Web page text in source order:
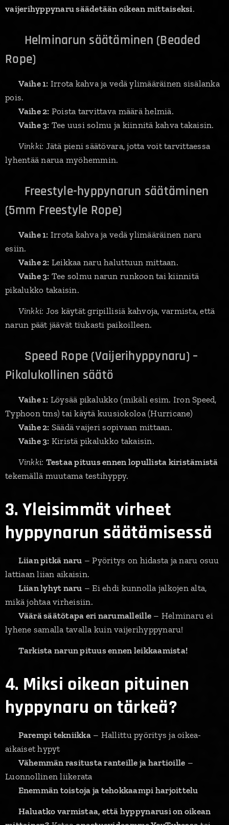
vaijerihyppynaru säädetään oikean mittaiseksi.
🔹 Helminarun säätäminen (Beaded
Rope)
Vaihe 1: Irrota kahva ja vedä ylimääräinen sisälanka
pois.
Vaihe 2: Poista tarvittava määrä helmiä.
Vaihe 3: Tee uusi solmu ja kiinnitä kahva takaisin.
Vinkki: Jätä pieni säätövara, jotta voit tarvittaessa
lyhentää narua myöhemmin.
🔹 Freestyle-hyppynarun säätäminen
(5mm Freestyle Rope)
Vaihe 1: Irrota kahva ja vedä ylimääräinen naru
esiin.
Vaihe 2: Leikkaa naru haluttuun mittaan.
Vaihe 3: Tee solmu narun runkoon tai kiinnitä
pikalukko takaisin.
Vinkki: Jos käytät gripillisiä kahvoja, varmista, että
narun päät jäävät tiukasti paikoilleen.
🔹 Speed Rope (Vaijerihyppynaru) –
Pikalukollinen säätö
Vaihe 1: Löysää pikalukko (mikäli esim. Iron Speed,
Typhoon tms) tai käytä kuusiokoloa (Hurricane)
Vaihe 2: Säädä vaijeri sopivaan mittaan.
Vaihe 3: Kiristä pikalukko takaisin.
Vinkki: Testaa pituus ennen lopullista kiristämistä
tekemällä muutama testihyppy.
3. Yleisimmät virheet
hyppynarun säätämisessä
Liian pitkä naru – Pyöritys on hidasta ja naru osuu
lattiaan liian aikaisin.
Liian lyhyt naru – Ei ehdi kunnolla jalkojen alta,
mikä johtaa virheisiin.
Väärä säätötapa eri narumalleille – Helminaru ei
lyhene samalla tavalla kuin vaijerihyppynaru!
Tarkista narun pituus ennen leikkaamista!
4. Miksi oikean pituinen
hyppynaru on tärkeä?
Parempi tekniikka– Hallittu pyöritys ja oikea-
aikaiset hypyt
Vähemmän rasitusta ranteille ja hartioille –
Luonnollinen liikerata
Enemmän toistoja ja tehokkaampi harjoittelu
Haluatko varmistaa, että hyppynarusi on oikean